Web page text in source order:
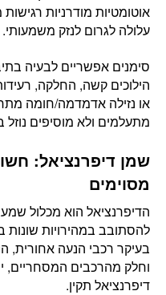
אוטומטיות מודרניות
עלולה לגרום לנזק משמעותי.
סימנים אפשריים לבעיה
הילוכים קשה, החלקה,
או נזילה אדמדמה/חומה
מתעלמים ולא מוסיפים נוזל
שמן דיפרנציאל:
מסוימים
הדיפרנציאל הוא מכלול
להסתובב במהירויות שונות
בעיקר רכבי הנעה אחורית,
וחלק מהרכבים המסחריים,
דיפרנציאל תקין.